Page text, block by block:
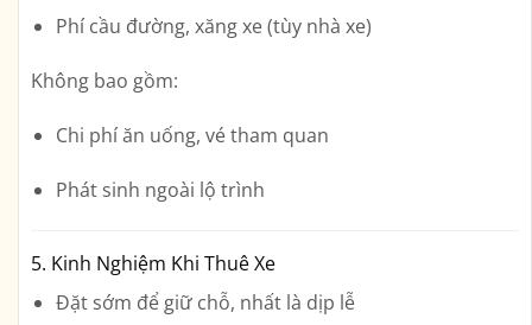
Phí cầu đường, xăng xe (tùy nhà xe)
Không bao gồm:
Chi phí ăn uống, vé tham quan
Phát sinh ngoài lộ trình
5. Kinh Nghiệm Khi Thuê Xe
Đặt sớm để giữ chỗ, nhất là dịp lễ